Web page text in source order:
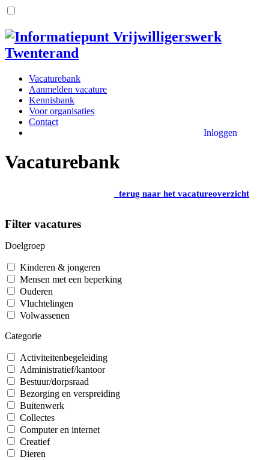
Vacaturebank
Aanmelden vacature
Kennisbank
Voor organisaties
Contact
Inloggen
Vacaturebank
terug naar het vacatureoverzicht
Filter vacatures
Doelgroep
Kinderen & jongeren
Mensen met een beperking
Ouderen
Vluchtelingen
Volwassenen
Categorie
Activiteitenbegeleiding
Administratief/kantoor
Bestuur/dorpsraad
Bezorging en verspreiding
Buitenwerk
Collectes
Computer en internet
Creatief
Dieren